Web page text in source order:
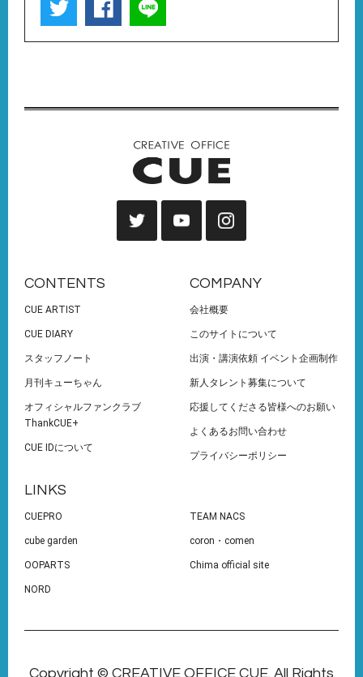
CONTENTS
CUE ARTIST
CUE DIARY
スタッフノート
月刊キューちゃん
オフィシャルファンクラブ
ThankCUE+
CUE IDについて
COMPANY
会社概要
このサイトについて
出演・講演依頼 イベント企画制作
新人タレント募集について
応援してくださる皆様へのお願い
よくあるお問い合わせ
プライバシーポリシー
LINKS
CUEPRO TEAM NACS
cube garden coron・comen
OOPARTS Chima official site
NORD
Copyright © CREATIVE OFFICE CUE. All Rights